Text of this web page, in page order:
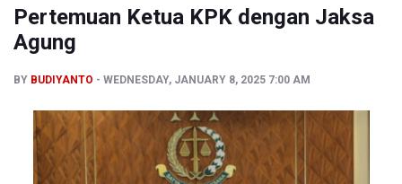
Bank Indonesia Sebut Cadangan Devisa Akhir Juli
Pertemuan Ketua KPK dengan Jaksa
Agung
BY BUDIYANTO WEDNESDAY, JANUARY 8, 2025 7:00 AM